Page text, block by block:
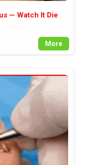
— Watch It Die
More